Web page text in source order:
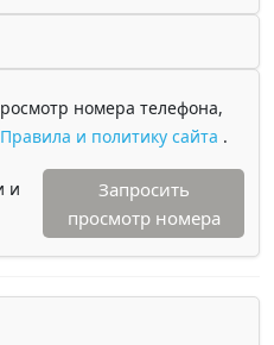
номера телефона,
Правила и политику сайта .
и
Запросить
просмотр номера